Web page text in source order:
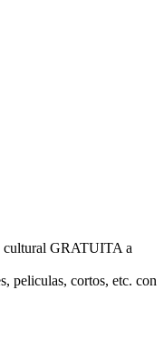
cultural GRATUITA a
peliculas, cortos, etc. con